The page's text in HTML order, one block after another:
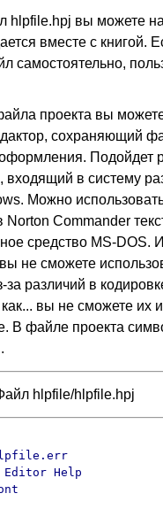
hlpfile.hpj вы можете
вместе с книгой.
самостоятельно,
проекта вы
сохраняющий
Подойдет
входящий в систему
Можно
Norton Commander
средство MS-DOS.
не сможете
за различий в
вы не сможете их
В файле проекта
hlpfile/hlpfile.hpj
Help